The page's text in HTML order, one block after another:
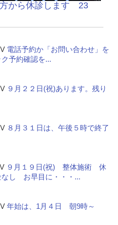
から休診します 23
電話予約か「お問い合わせ」を
ク予約確認を...
９月２２日(祝)あります。残り
８月３１日は、午後５時で終了
９月１９日(祝) 整体施術 休
なし お早目に・・・...
年始は、1月４日 朝9時～